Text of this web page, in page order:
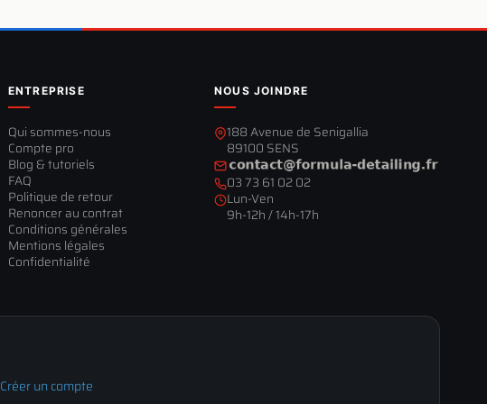
ENTREPRISE
Qui sommes-nous
Compte pro
Blog & tutoriels
FAQ
Politique de retour
Renoncer au contrat
Conditions générales
Mentions légales
Confidentialité
NOUS JOINDRE
188 Avenue de Senigallia
89100 SENS
03 73 61 02 02
Lun-Ven
9h-12h / 14h-17h
Créer un compte